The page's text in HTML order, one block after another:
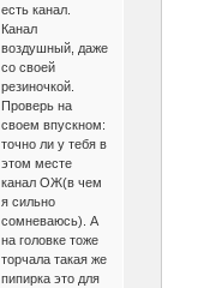
есть канал.
Канал
воздушный, даже
со своей
резиночкой.
Проверь на
своем впускном:
точно ли у тебя в
этом месте
канал ОЖ(в чем
я сильно
сомневаюсь). А
на головке тоже
торчала такая же
пипирка это для